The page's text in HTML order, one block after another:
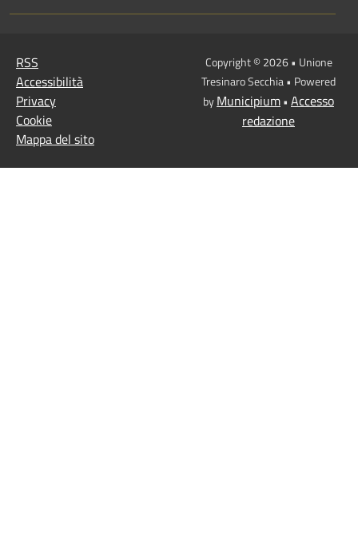
RSS
Accessibilità
Privacy
Cookie
Mappa del sito
Copyright © 2026 • Unione
Tresinaro Secchia • Powered
byMunicipium• Accesso
redazione